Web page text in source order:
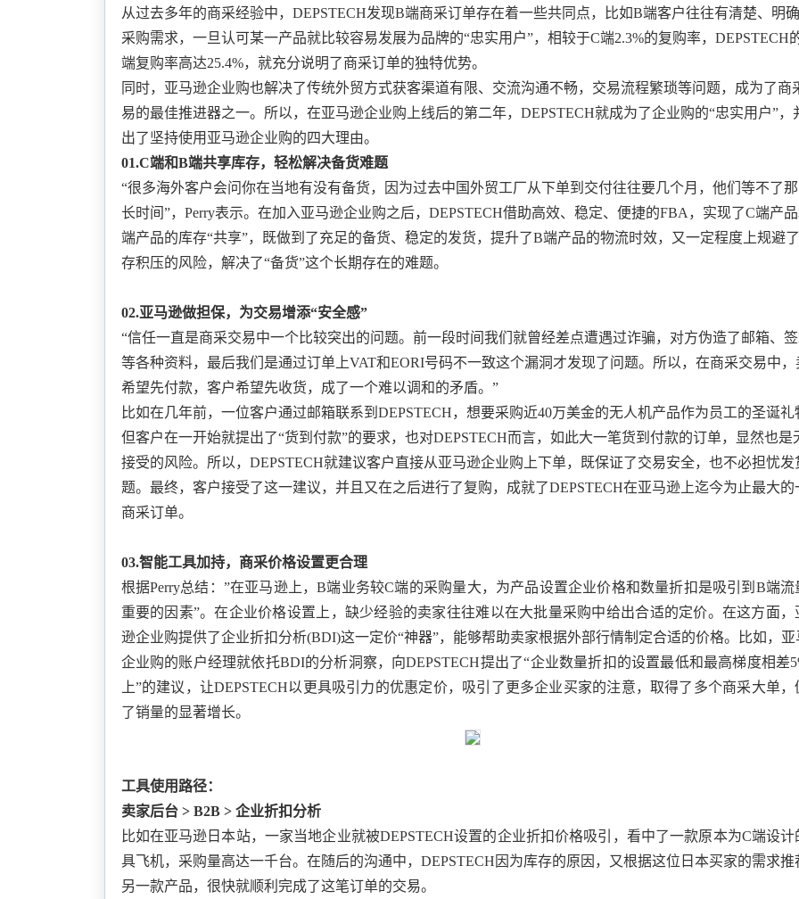
从过去多年的商采经验中， DEPSTECH发现B端商采订单存在着一些共同点，比如B端客户往往有清楚、明
采购需求，一旦认可某一产品就比较容易发展为品牌的“忠实用户”，相较于C端2.3%的复购率，DEPSTECH
端复购率高达25.4%，就充分说明了商采订单的独特优势。
同时，亚马逊企业购也解决了传统外贸方式获客渠道有限、交流沟通不畅，交易流程繁琐等问题，成为了商
易的最佳推进器之一。所以，在亚马逊企业购上线后的第二年， DEPSTECH就成为了企业购的“忠实用户”，
出了坚持使用亚马逊企业购的四大理由。
01.C端和B端共享库存， 轻松解决备货难题
“很多海外客户会问你在当地有没有备货，因为过去中国外贸工厂从下单到交付往往要几个月，他们等不了那
长时间”，Perry表示。在加入亚马逊企业购之后，DEPSTECH借助高效、稳定、便捷的FBA，实现了C端产
端产品的库存“共享”，既做到了充足的备货、稳定的发货， 提升了B端产品的物流时效，又一定程度上规避
存积压的风险，解决了“备货”这个长期存在的难题。
02.亚马逊做担保， 为交易增添“安全感”
“信任一直是商采交易中一个比较突出的问题。前一段时间我们就曾经差点遭遇过诈骗，对方伪造了邮箱、
等各种资料，最后我们是通过订单上VAT和EORI号码不一致这个漏洞才发现了问题。所以，在商采交易中，
希望先付款，客户希望先收货，成了一个难以调和的矛盾。 ”
比如在几年前，一位客户通过邮箱联系到 DEPSTECH，想要采购近40万美金的无人机产品作为员工的圣诞礼
但客户在一开始就提出了“货到付款”的要求，也对DEPSTECH而言，如此大一笔货到付款的订单，显然也是
接受的风险。所以，DEPSTECH就建议客户直接从亚马逊企业购上下单，既保证了交易安全，也不必担忧发
题。 最终，客户接受了这一建议，并且又在之后进行了复购，成就了DEPSTECH在亚马逊上迄今为止最大的
商采订单。
03.智能工具加持， 商采价格设置更合理
根据Perry总结：”在亚马逊上，B端业务较C端的采购量大， 为产品设置企业价格和数量折扣是吸引到 B端流
重要的因素”。在企业价格设置上，缺少经验的卖家往往难以在大批量采购中给出合适的定价。在这方面，
逊企业购提供了企业折扣分析(BDI)这一定价“神器”，能够帮助卖家根据外部行情制定合适的价格。比如，亚
企业购的账户经理就依托BDI的分析洞察，向DEPSTECH提出了“企业数量折扣的设置最低和最高梯度相差
上”的建议，让DEPSTECH以 更具吸引力的优惠定价，吸引了更多企业买家的注意，取得了多个商采大单，
了销量的显著增长。
工具使用路径：
卖家后台> B2B > 企业折扣分析
比如在亚马逊日本站，一家当地企业就被DEPSTECH设置的企业折扣价格吸引，看中了一款原本为C端设计
具飞机，采购量高达一千台。在随后的沟通中，DEPSTECH因为库存的原因，又根据这位日本买家的需求推
另一款产品，很快就顺利完成了这笔订单的交易。